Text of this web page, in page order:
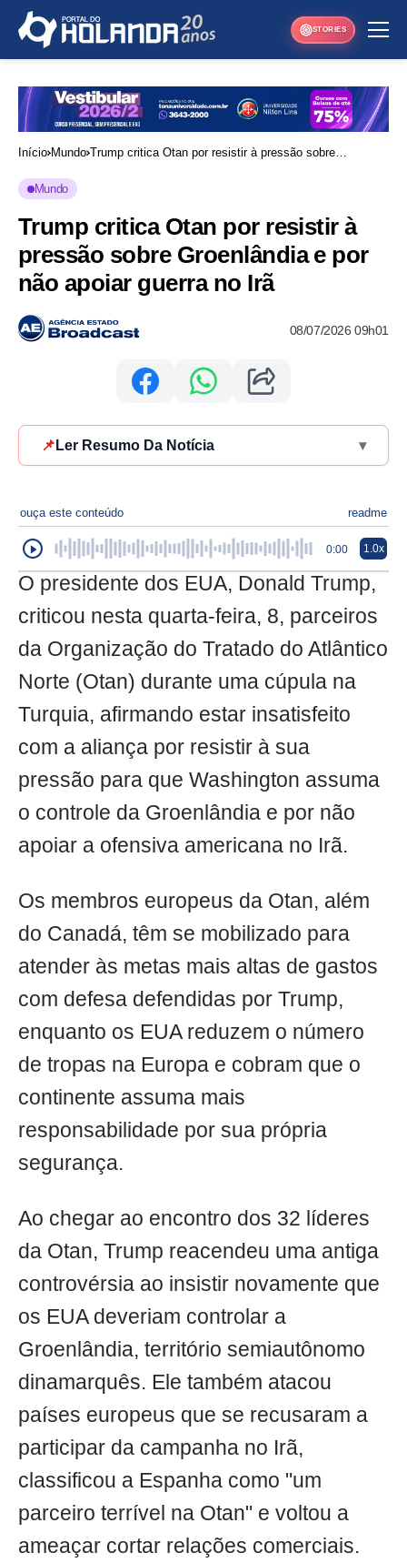
STORIES
Início Mundo Trump critica Otan por resistir à pressão sobre
Mundo
Trump critica Otan por resistir à
pressão sobre Groenlândia e por
não apoiar guerra no Irã
08/07/2026 09h01
📌 Ler Resumo Da Notícia ▾
ouça este conteúdo readme
0:00 1.0x
O presidente dos EUA, Donald Trump,
criticou nesta quarta-feira, 8, parceiros
da Organização do Tratado do Atlântico
Norte (Otan) durante uma cúpula na
Turquia, afirmando estar insatisfeito
com a aliança por resistir à sua
pressão para que Washington assuma
o controle da Groenlândia e por não
apoiar a ofensiva americana no Irã.
Os membros europeus da Otan, além
do Canadá, têm se mobilizado para
atender às metas mais altas de gastos
com defesa defendidas por Trump,
enquanto os EUA reduzem o número
de tropas na Europa e cobram que o
continente assuma mais
responsabilidade por sua própria
segurança.
Ao chegar ao encontro dos 32 líderes
da Otan, Trump reacendeu uma antiga
controvérsia ao insistir novamente que
os EUA deveriam controlar a
Groenlândia, território semiautônomo
dinamarquês. Ele também atacou
países europeus que se recusaram a
participar da campanha no Irã,
classificou a Espanha como "um
parceiro terrível na Otan" e voltou a
ameaçar cortar relações comerciais.